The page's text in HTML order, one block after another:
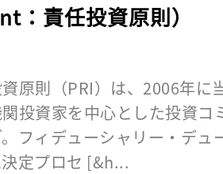
：責任投資原則）
原則（PRI）は、2006年に
投資家を中心とした投資コ
フィデューシャリー・デュ
定プロセ [&h...